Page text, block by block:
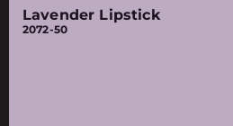
Lavender Lipstick
2072-50